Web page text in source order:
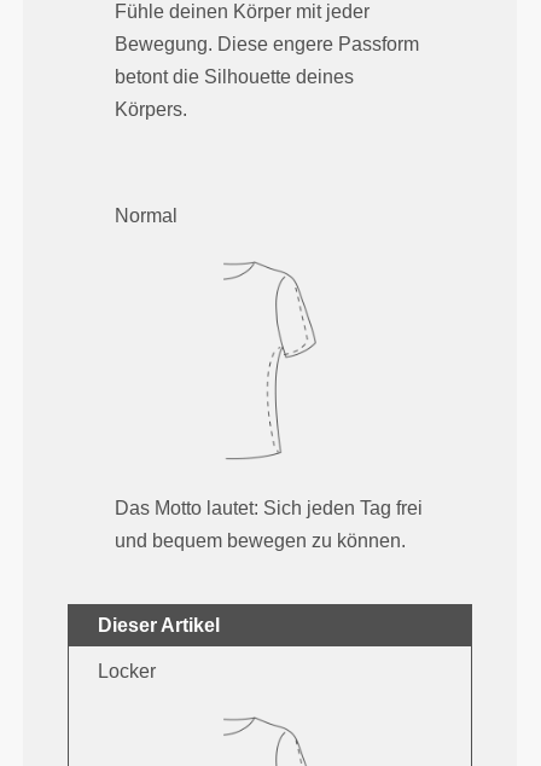
Fühle deinen Körper mit jeder
Bewegung. Diese engere Passform
betont die Silhouette deines
Körpers.
Normal
Das Motto lautet: Sich jeden Tag frei
und bequem bewegen zu können.
Dieser Artikel
Locker